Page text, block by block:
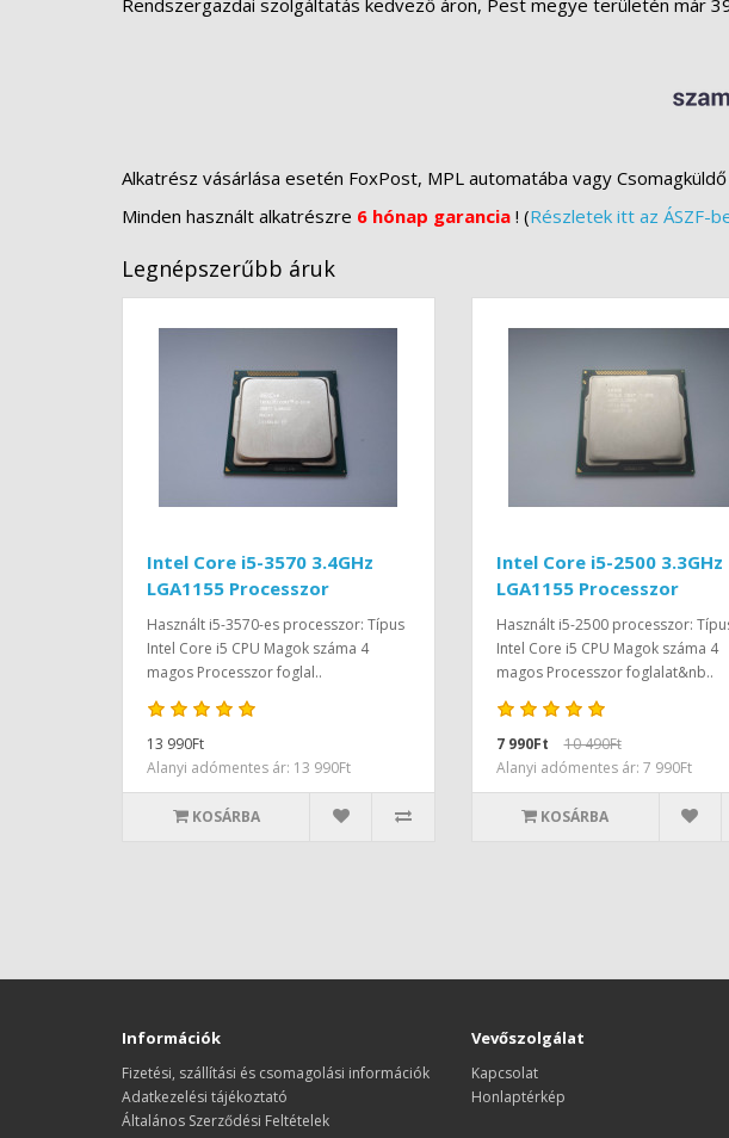
Rendszergazdai szolgáltatás kedvező áron, Pest megye területén már
Alkatrész vásárlása esetén FoxPost, MPL automatába vagy
Minden használt alkatrészre 6 hónap garancia ! (Részletek itt az ÁSZF-
Legnépszerűbb áruk
Intel Core i5-3570 3.4GHz
LGA1155 Processzor
Használt i5-3570-es processzor: Típus
Intel Core i5 CPU Magok száma 4
magos Processzor foglal..
13 990Ft
Alanyi adómentes ár: 13 990Ft
KOSÁRBA
Intel Core i5-2500 3.3GHz
LGA1155 Processzor
Használt i5-2500 processzor:
Intel Core i5 CPU Magok száma 4
magos Processzor foglalat&nb..
7 990Ft
10 490Ft
Alanyi adómentes ár: 7 990Ft
KOSÁRBA
Információk
Fizetési, szállítási és csomagolási információk
Adatkezelési tájékoztató
Általános Szerződési Feltételek
Vevőszolgálat
Kapcsolat
Honlaptérkép